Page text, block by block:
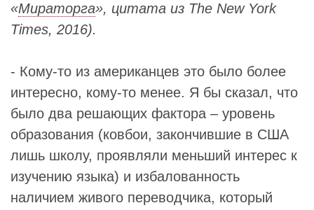
«Мираторга», цитата из The New York
Times, 2016).
- Кому-то из американцев это было более
интересно, кому-то менее. Я бы сказал, что
было два решающих фактора – уровень
образования (ковбои, закончившие в США
лишь школу, проявляли меньший интерес к
изучению языка) и избалованность
наличием живого переводчика, который